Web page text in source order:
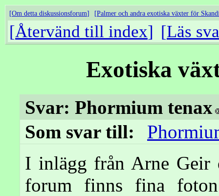
Om detta diskussionsforum Palmer och andra exotiska växter för
Återvänd till index Läs
Exotiska
Svar: Phormium tenax
Som svar till:
I inlägg från Arne Geir
forum finns fina